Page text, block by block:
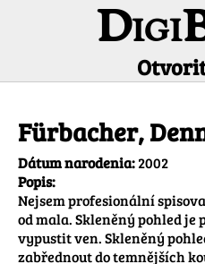
Fürbacher,
Dátum narodenia:2002
Popis:
Nejsem profesionální
od mala. Skleněný pohled
vypustit ven. Skleněný
zabřednout do temnějších